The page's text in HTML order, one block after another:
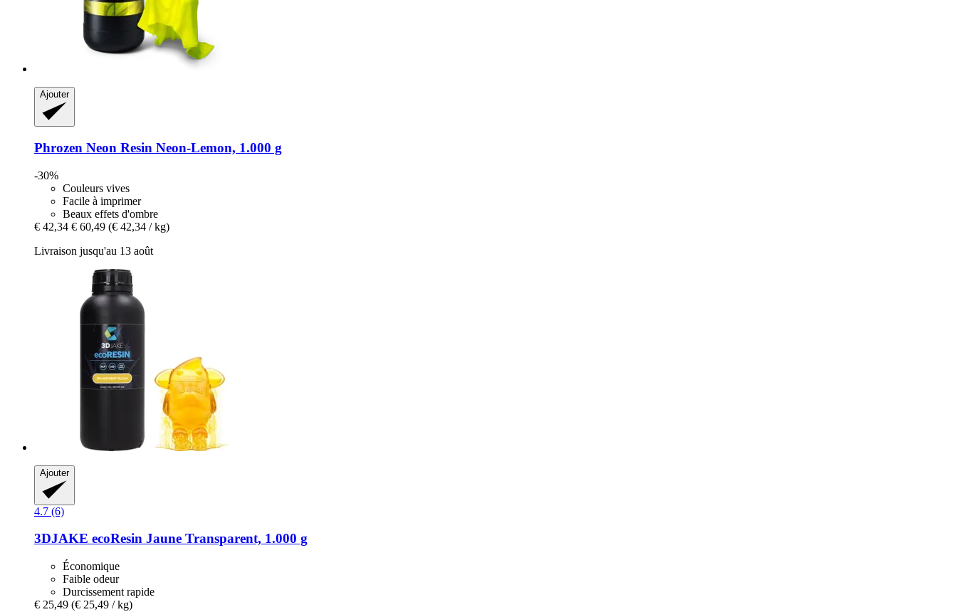
Ajouter
Phrozen Neon Resin Neon-​Lemon, 1.000 g
-30%
Couleurs vives
Facile à imprimer
Beaux effets d'ombre
€ 42,34 € 60,49 (€ 42,34 / kg)
Livraison jusqu'au 13 août
Ajouter
4.7 (6)
3DJAKE ecoResin Jaune Transparent, 1.000 g
Économique
Faible odeur
Durcissement rapide
€ 25,49 (€ 25,49 / kg)